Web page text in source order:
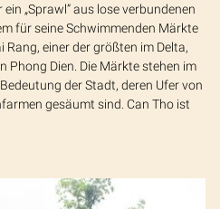
„Sprawl” aus lose verbundenen
für seine Schwimmenden Märkte
Rang, einer der größten im Delta,
Phong Dien. Die Märkte stehen im
der Stadt, deren Ufer von
gesäumt sind. Can Tho ist